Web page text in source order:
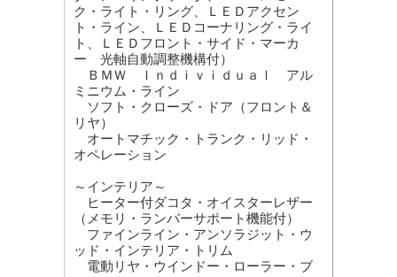
ク・ライト・リング、ＬＥＤアクセン
ト・ライン、ＬＥＤコーナリング・ライ
ト、ＬＥＤフロント・サイド・マーカ
ー 光軸自動調整機構付）
ＢＭＷ Ｉｎｄｉｖｉｄｕａｌ アル
ミニウム・ライン
ソフト・クローズ・ドア（フロント＆
リヤ）
オートマチック・トランク・リッド・
オペレーション
～インテリア～
ヒーター付ダコタ・オイスターレザー
（メモリ・ランバーサポート機能付）
ファインライン・アンソラジット・ウ
ッド・インテリア・トリム
電動リヤ・ウインドー・ローラー・ブ